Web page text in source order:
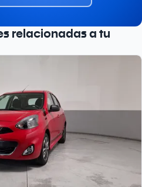
relacionadas a tu